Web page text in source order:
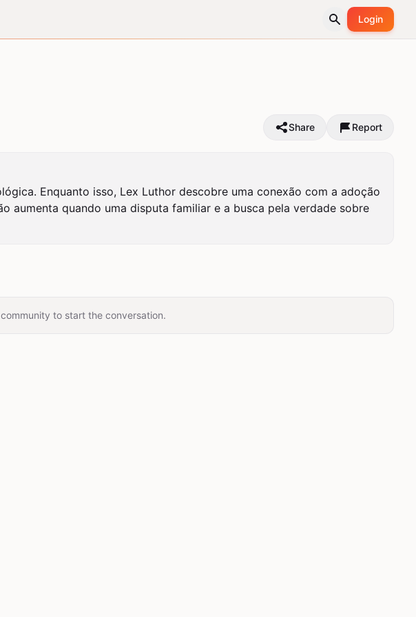
Login
Share Report
Enquanto isso, Lex Luthor descobre uma conexão com a adoção
aumenta quando uma disputa familiar e a busca pela verdade sobre
to start the conversation.